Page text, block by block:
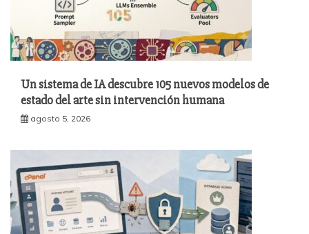
Un sistema de IA descubre 105 nuevos modelos de
estado del arte sin intervención humana
agosto 5, 2026